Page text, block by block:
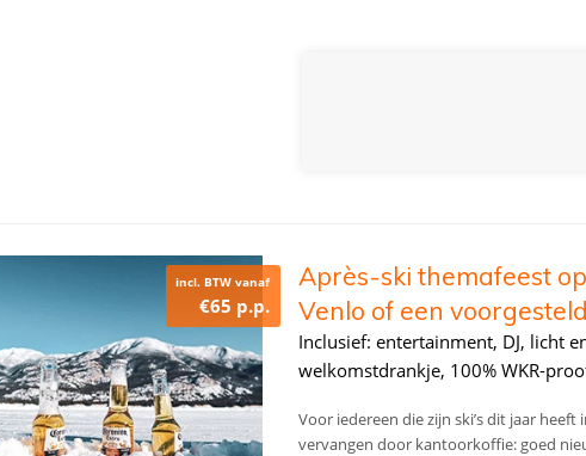
incl. BTW vanaf
€65 p.p.
Après-ski themafeest
Venlo of een
Inclusief: entertainment, DJ, licht
welkomstdrankje, 100% WKR-
Voor iedereen die zijn ski’s dit jaar
vervangen door kantoor­koffie: goed